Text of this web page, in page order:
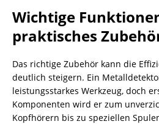
Wichtige
praktisches
Das richtige Zubehör kann die
deutlich steigern. Ein
leistungsstarkes Werkzeug, doch
Komponenten wird er zum
Kopfhörern bis zu speziellen